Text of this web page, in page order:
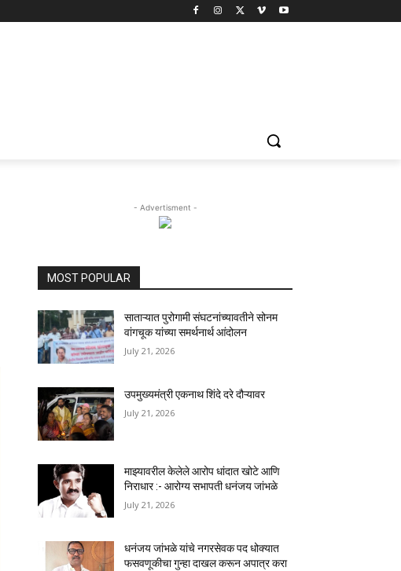
- Advertisment -
MOST POPULAR
साताऱ्यात पुरोगामी संघटनांच्यावतीने सोनम
वांगचूक यांच्या समर्थनार्थ आंदोलन
July 21, 2026
उपमुख्यमंत्री एकनाथ शिंदे दरे दौऱ्यावर
July 21, 2026
माझ्यावरील केलेले आरोप धांदात खोटे आणि
निराधार :- आरोग्य सभापती धनंजय जांभळे
July 21, 2026
धनंजय जांभळे यांचे नगरसेवक पद धोक्यात
फसवणूकीचा गुन्हा दाखल करून अपात्र करा